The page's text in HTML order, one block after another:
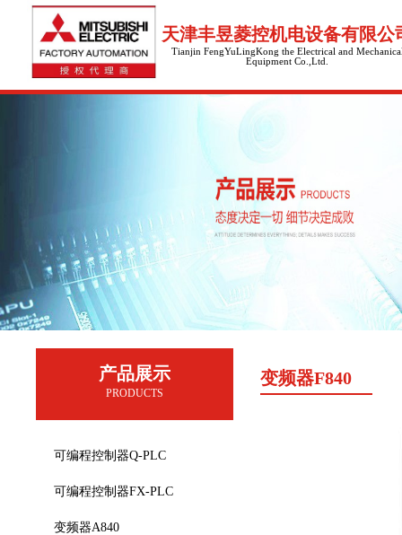
天津丰昱菱控机电设备有限公
Tianjin FengYuLingKong the Electrical and
Equipment Co.,Ltd.
产品展示
PRODUCTS
可编程控制器Q-PLC
可编程控制器FX-PLC
变频器A840
变频器F840